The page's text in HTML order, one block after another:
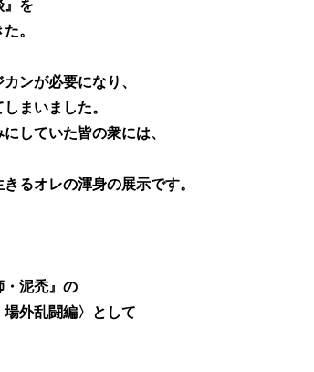
』を
。
ンが必要になり、
まいました。
していた皆の衆には、
るオレの渾身の展示です。
・泥禿』の
外乱闘編〉として